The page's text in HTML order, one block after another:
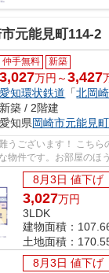
元能見町114-2『仲介料
仲手無料 新築
3,027万円～3,427
愛知環状鉄道 「北岡崎
新築 / 2階建
愛知県岡崎市元能見町
うございます！ こちら
物件です。お部屋のほ
問合せ下...
8月3日 値下げ
3,027万円
3LDK
建物面積：
土地面積：
8月3日 値下げ